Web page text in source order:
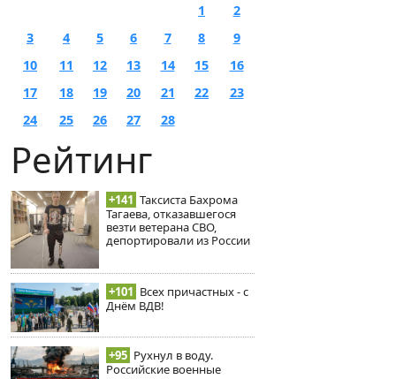
1
2
3
4 5 6 7 8
9
10
11 12 13 14 15
16
17
18 19 20 21 22
23
24
25 26 27 28
Рейтинг
+141 Таксиста Бахрома
Тагаева, отказавшегося
везти ветерана СВО,
депортировали из России
+101 Всех причастных - с
Днём ВДВ!
+95 Рухнул в воду.
Российские военные